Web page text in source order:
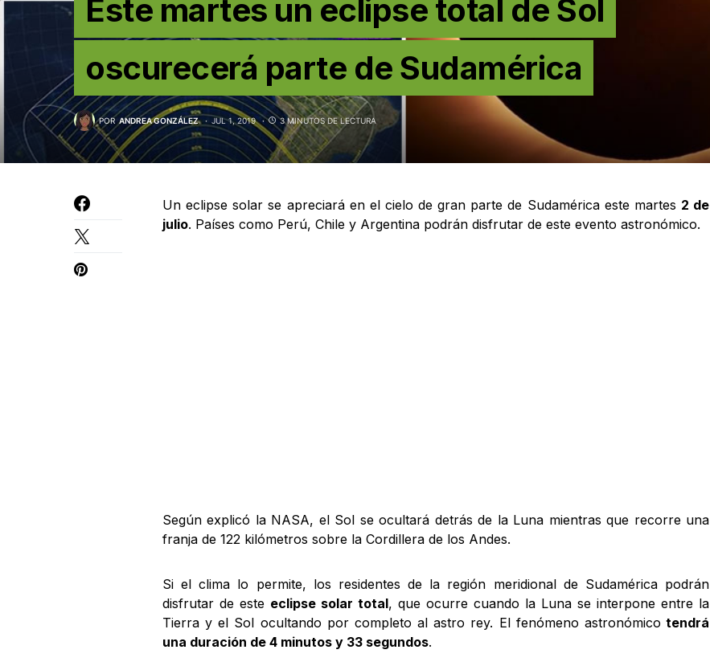
Este martes un eclipse total de Sol
oscurecerá parte de Sudamérica
POR ANDREA GONZÁLEZ JUL 1, 2019 3 MINUTOS DE LECTURA
Un eclipse solar se apreciará en el cielo de gran parte de Sudamérica este martes 2 de
julio. Países como Perú, Chile y Argentina podrán disfrutar de este evento astronómico.
Según explicó la NASA, el Sol se ocultará detrás de la Luna mientras que recorre una
franja de 122 kilómetros sobre la Cordillera de los Andes.
Si el clima lo permite, los residentes de la región meridional de Sudamérica podrán
disfrutar de este eclipse solar total, que ocurre cuando la Luna se interpone entre la
Tierra y el Sol ocultando por completo al astro rey. El fenómeno astronómico tendrá
una duración de 4 minutos y 33 segundos.